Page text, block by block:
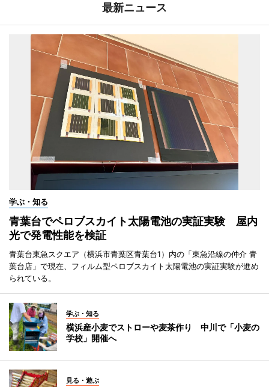
最新ニュース
学ぶ・知る
青葉台でペロブスカイト太陽電池の実証実験 屋内
光で発電性能を検証
青葉台東急スクエア（横浜市青葉区青葉台1）内の「東急沿線の仲介 青
葉台店」で現在、フィルム型ペロブスカイト太陽電池の実証実験が進め
られている。
学ぶ・知る
横浜産小麦でストローや麦茶作り 中川で「小麦の
学校」開催へ
見る・遊ぶ